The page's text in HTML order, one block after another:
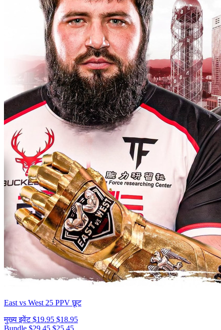
East vs West 25 PPV छूट
मुख्य इवेंट$19.95 $18.95
Bundle $29.45 $25.45